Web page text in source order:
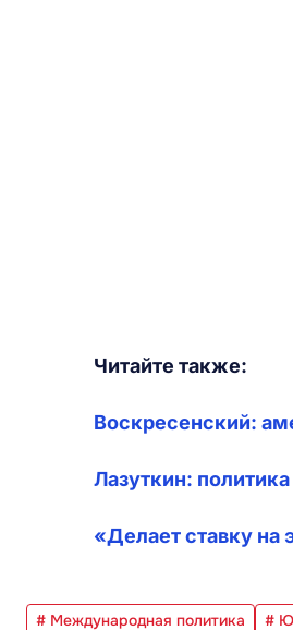
Читайте также:
Воскресенский:
Лазуткин:
«Делает ставку на
# Международная политика #